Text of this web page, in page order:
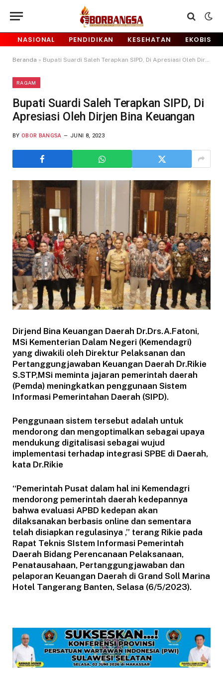
NASIONAL PENDIDIKAN KESEHATAN EKOBIS
Beranda » Bupati Suardi Saleh Terapkan SIPD, Di Apresiasi Oleh Dirjen Bina Keuangan
RAGAM
Bupati Suardi Saleh Terapkan SIPD, Di
Apresiasi Oleh Dirjen Bina Keuangan
BY OBOR BANGSA JUNI 8, 2023
Dirjend Bina Keuangan Daerah Dr.Drs.A.Fatoni,
MSi Kementerian Dalam Negeri (Kemendagri)
yang diwakili oleh Direktur Pelaksanan dan
Pertanggungjawaban Keuangan Daerah Dr.Rikie
S.STP,MSi meminta jajaran pemerintah daerah
(Pemda) meningkatkan penggunaan Sistem
Informasi Pemerintahan Daerah (SIPD).
Penggunaan sistem tersebut adalah untuk
mendorong dan mengoptimalkan sebagai upaya
mendukung digitalisasi sebagai wujud
implementasi terhadap integrasi SPBE di Daerah,
kata Dr.Rikie
“Pemerintah Pusat dalam hal ini Kemendagri
mendorong pemerintah daerah kedepannya
bahwa evaluasi APBD kedepan akan
dilaksanakan berbasis online dan sementara
telah disiapkan regulasinya ,” terang Rikie pada
Rapat Teknis SIstem Informasi Pemerintah
Daerah Bidang Perencanaan Pelaksanaan,
Penatausahaan, Pertanggungjawaban dan
pelaporan Keuangan Daerah di Grand Soll Marina
Hotel Tangerang Banten, Selasa (6/5/2023).